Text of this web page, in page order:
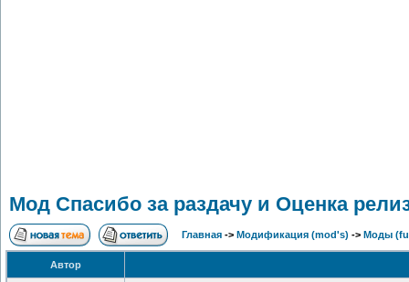
Мод Спасибо за раздачу и Оценка
Главная -> Модификация (mod's) -> Моды
Автор